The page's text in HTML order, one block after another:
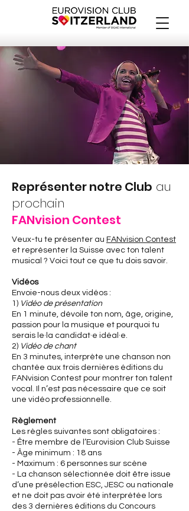
Représenter notre Club au
prochain
FANvision Contest
Veux-tu te présenter au FANvision Contest
et représenter la Suisse avec ton talent
musical ? Voici tout ce que tu dois savoir.
Vidéos
Envoie-nous deux vidéos :
1) Vidéo de présentation
En 1 minute, dévoile ton nom, âge, origine,
passion pour la musique et pourquoi tu
serais le·la candidat·e idéal·e.
2) Vidéo de chant
En 3 minutes, interprète une chanson non
chantée aux trois dernières éditions du
FANvision Contest pour montrer ton talent
vocal. Il n’est pas nécessaire que ce soit
une vidéo professionnelle.
Règlement
Les règles suivantes sont obligatoires :
- Être membre de l’Eurovision Club Suisse
- Âge minimum : 18 ans
- Maximum : 6 personnes sur scène
- La chanson sélectionnée doit être issue
d’une présélection ESC, JESC ou nationale
et ne doit pas avoir été interprétée lors
des 3 dernières éditions du Concours